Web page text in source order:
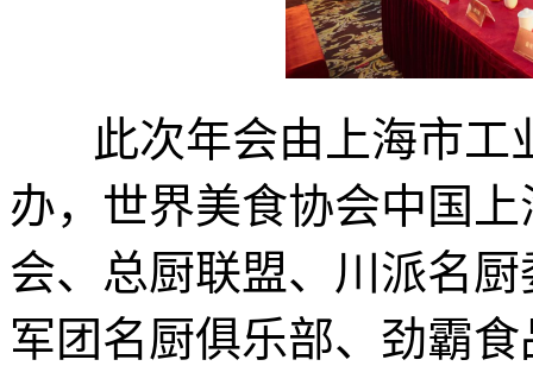
此次年会由上海市工
办，世界美食协会中国
会、总厨联盟、川派名
军团名厨俱乐部、劲霸